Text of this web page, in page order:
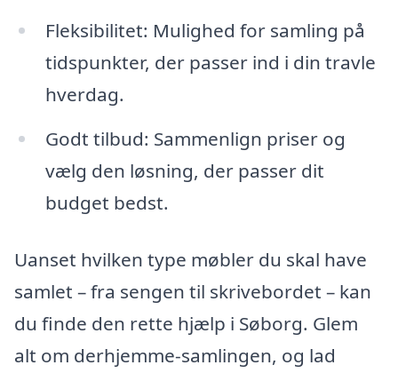
Fleksibilitet: Mulighed for samling på
tidspunkter, der passer ind i din travle
hverdag.
Godt tilbud: Sammenlign priser og
vælg den løsning, der passer dit
budget bedst.
Uanset hvilken type møbler du skal have
samlet – fra sengen til skrivebordet – kan
du finde den rette hjælp i Søborg. Glem
alt om derhjemme-samlingen, og lad